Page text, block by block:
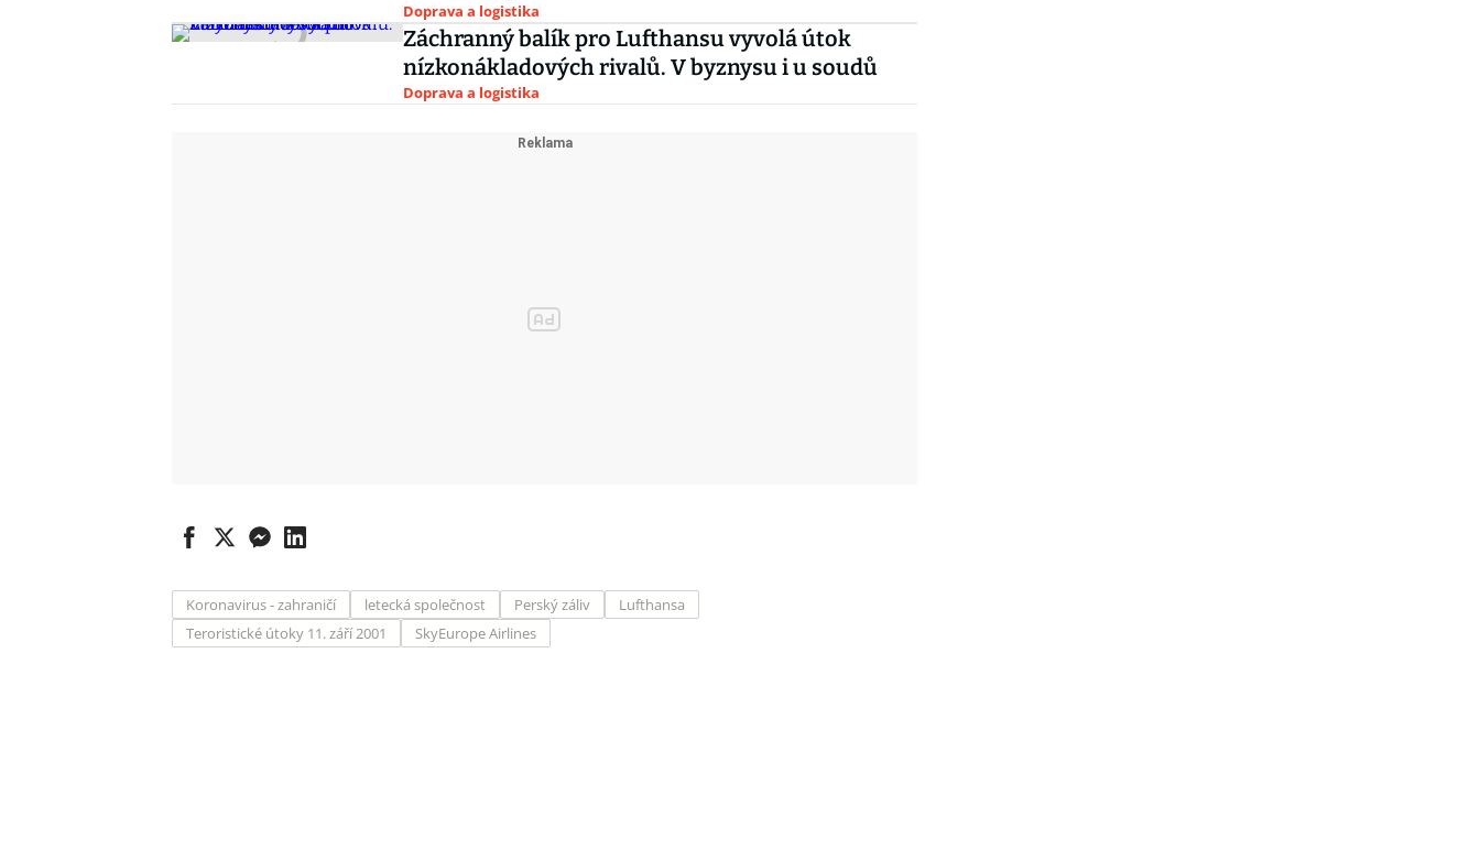
Doprava a logistika
Záchranný balík pro Lufthansu vyvolá útok
nízkonákladových rivalů. V byznysu i u soudů
Doprava a logistika
Koronavirus - zahraničí letecká společnost Perský záliv
Lufthansa
Teroristické útoky 11. září 2001
SkyEurope Airlines